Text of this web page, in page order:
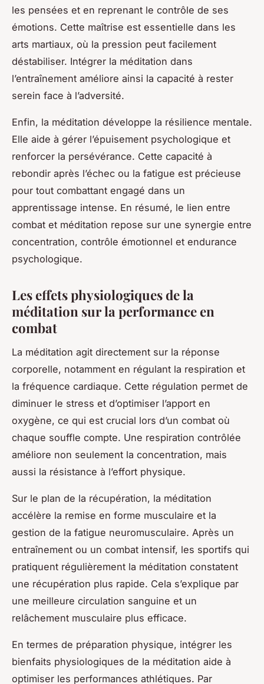
les pensées et en reprenant le contrôle de ses
émotions. Cette maîtrise est essentielle dans les
arts martiaux, où la pression peut facilement
déstabiliser. Intégrer la méditation dans
l’entraînement améliore ainsi la capacité à rester
serein face à l’adversité.
Enfin, la méditation développe la résilience mentale.
Elle aide à gérer l’épuisement psychologique et
renforcer la persévérance. Cette capacité à
rebondir après l’échec ou la fatigue est précieuse
pour tout combattant engagé dans un
apprentissage intense. En résumé, le lien entre
combat et méditation repose sur une synergie entre
concentration, contrôle émotionnel et endurance
psychologique.
Les effets physiologiques de la
méditation sur la performance en
combat
La méditation agit directement sur la réponse
corporelle, notamment en régulant la respiration et
la fréquence cardiaque. Cette régulation permet de
diminuer le stress et d’optimiser l’apport en
oxygène, ce qui est crucial lors d’un combat où
chaque souffle compte. Une respiration contrôlée
améliore non seulement la concentration, mais
aussi la résistance à l’effort physique.
Sur le plan de la récupération, la méditation
accélère la remise en forme musculaire et la
gestion de la fatigue neuromusculaire. Après un
entraînement ou un combat intensif, les sportifs qui
pratiquent régulièrement la méditation constatent
une récupération plus rapide. Cela s’explique par
une meilleure circulation sanguine et un
relâchement musculaire plus efficace.
En termes de préparation physique, intégrer les
bienfaits physiologiques de la méditation aide à
optimiser les performances athlétiques. Par